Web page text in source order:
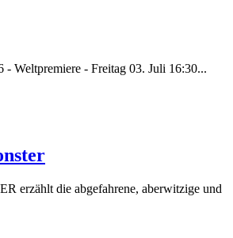
- Weltpremiere - Freitag 03. Juli 16:30...
erzählt die abgefahrene, aberwitzige und